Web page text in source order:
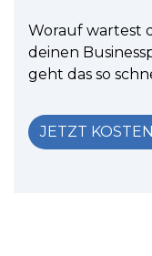
Worauf wartest
deinen
geht das so
JETZT